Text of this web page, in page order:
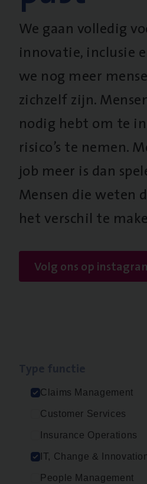
We gaan volledig
innovatie, inclusie
we nog meer
zichzelf zijn.
nodig hebt om te
risico’s te nemen.
job meer is dan
Mensen die weten
het verschil te
Volg ons op
Claims Management
Customer Services
Insurance Operations
IT, Change &
People Management